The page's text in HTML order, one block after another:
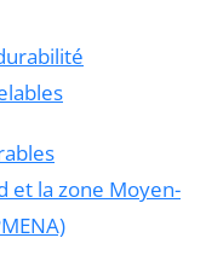
et la zone Moyen-